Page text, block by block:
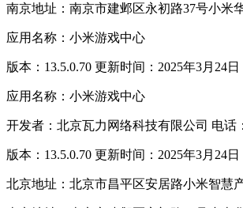
南京地址：南京市建邺区永初路37号小米
应用名称：小米游戏中心
版本：13.5.0.70 更新时间：2025年3月24日
应用名称：小米游戏中心
开发者：北京瓦力网络科技有限公司 电话
版本：13.5.0.70 更新时间：2025年3月24日
北京地址：北京市昌平区安居路小米智慧